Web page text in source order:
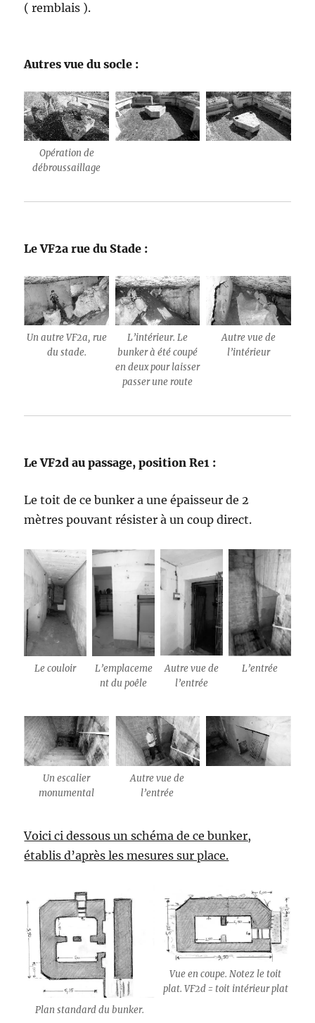
( remblais ).
Autres vue du socle :
Opération de
débroussaillage
Le VF2a rue du Stade :
Un autre VF2a, rue
du stade.
L’intérieur. Le
bunker à été coupé
en deux pour laisser
passer une route
Autre vue de
l’intérieur
Le VF2d au passage, position Re1 :
Le toit de ce bunker a une épaisseur de 2
mètres pouvant résister à un coup direct.
Le couloir
L’emplaceme
nt du poêle
Autre vue de
l’entrée
L’entrée
Un escalier
monumental
Autre vue de
l’entrée
Voici ci dessous un schéma de ce bunker,
établis d’après les mesures sur place.
Plan standard du bunker.
Vue en coupe. Notez le toit
plat. VF2d = toit intérieur plat